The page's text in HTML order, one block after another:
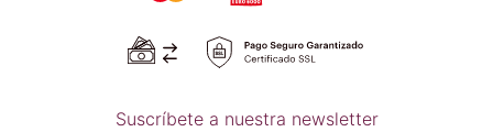
Suscríbete a nuestra newsletter